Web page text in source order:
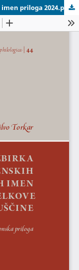
priloga 2024.pdf